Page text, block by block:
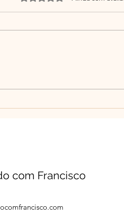
com Francisco